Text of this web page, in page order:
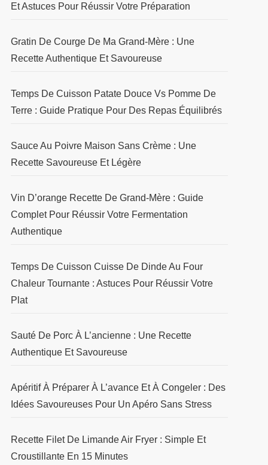
Et Astuces Pour Réussir Votre Préparation
Gratin De Courge De Ma Grand-Mère : Une
Recette Authentique Et Savoureuse
Temps De Cuisson Patate Douce Vs Pomme De
Terre : Guide Pratique Pour Des Repas Équilibrés
Sauce Au Poivre Maison Sans Crème : Une
Recette Savoureuse Et Légère
Vin D’orange Recette De Grand-Mère : Guide
Complet Pour Réussir Votre Fermentation
Authentique
Temps De Cuisson Cuisse De Dinde Au Four
Chaleur Tournante : Astuces Pour Réussir Votre
Plat
Sauté De Porc À L’ancienne : Une Recette
Authentique Et Savoureuse
Apéritif À Préparer À L’avance Et À Congeler : Des
Idées Savoureuses Pour Un Apéro Sans Stress
Recette Filet De Limande Air Fryer : Simple Et
Croustillante En 15 Minutes